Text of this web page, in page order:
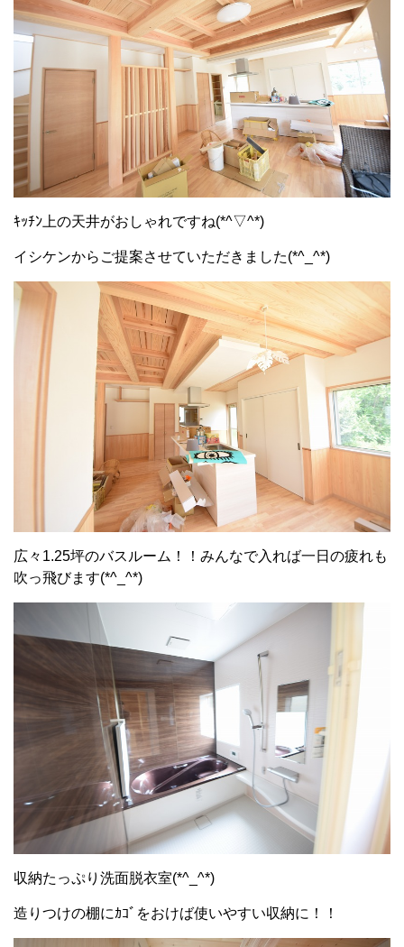
ｷｯﾁﾝ上の天井がおしゃれですね(*^▽^*)
イシケンからご提案させていただきました(*^_^*)
広々1.25坪のバスルーム！！みんなで入れば一日の疲れも
吹っ飛びます(*^_^*)
収納たっぷり洗面脱衣室(*^_^*)
造りつけの棚にｶｺﾞをおけば使いやすい収納に！！